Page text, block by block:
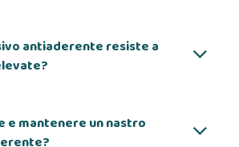
antiaderente resiste a
e mantenere un nastro